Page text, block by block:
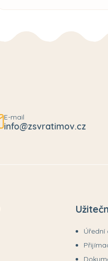
E-mail
info@zsvratimov.cz
Úřední